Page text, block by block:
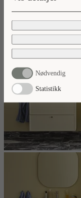
Nødvendig
Statistikk
Les mer